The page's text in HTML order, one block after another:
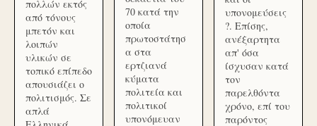
πολλών εκτός
από τόνους
μπετόν και
λοιπών
υλικών σε
τοπικό επίπεδο
απουσιάζει ο
πολιτισμός. Σε
απλά
70 κατά την
οποία
πρωτοστάτησ
α στα
ερτζιανά
κύματα
πολιτεία και
πολιτικοί
υπονόμευαν
υπονομεύσεις
?. Επίσης,
ανέξαρτητα
απ' όσα
ίσχυσαν κατά
τον
παρελθόντα
χρόνο, επί του
παρόντος